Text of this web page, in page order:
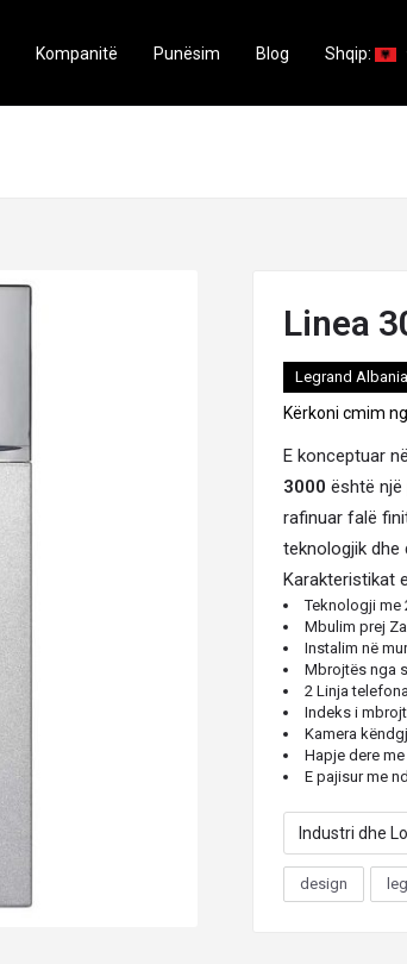
Kompanitë Punësim Blog Shqip:
Linea
Legrand Albania
Kërkoni cmim
E konceptuar
3000 është një
rafinuar falë
teknologjik dhe
Karakteristikat
Teknologji me
Mbulim prej
Instalim në
Mbrojtës nga
2 Linja
Indeks i
Kamera
Hapje dere me
E pajisur me
Industri dhe
design